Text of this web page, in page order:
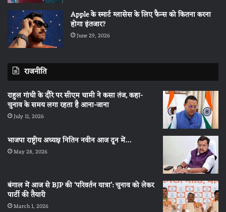
Apple के स्मार्ट ग्लासेस के लिए फैन्स को कितना करना
होगा इंतजार?
June 29, 2026
राजनीति
राहुल गांधी के दौरे पर सीएम धामी ने कसा तंज, कहा-
चुनाव के समय लगा रहता है आना-जाना
July 11, 2026
भाजपा राष्ट्रीय अध्यक्ष नितिन नवीन आज दून में…
May 28, 2026
बंगाल में आज से BJP की ‘परिवर्तन यात्रा’: चुनाव को लेकर
पार्टी की तैयारी
March 1, 2026